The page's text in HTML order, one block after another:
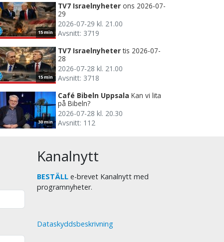
15 min
TV7 Israelnyheter ons 2026-07-
29
2026-07-29 kl. 21.00
Avsnitt: 3719
15 min
TV7 Israelnyheter tis 2026-07-
28
2026-07-28 kl. 21.00
Avsnitt: 3718
30 min
Café Bibeln Uppsala Kan vi lita
på Bibeln?
2026-07-28 kl. 20.30
Avsnitt: 112
Kanalnytt
BESTÄLL e-brevet Kanalnytt med
programnyheter.
Dataskyddsbeskrivning